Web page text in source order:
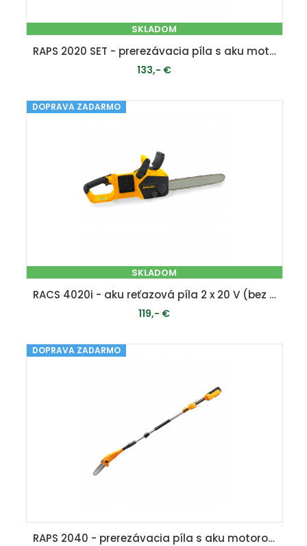
SKLADOM
RAPS 2020 SET - prerezávacia píla s aku motorom 20 V
133,- €
PRIDAŤ DO KOŠÍKA
DOPRAVA ZADARMO
SKLADOM
RACS 4020i - aku reťazová píla 2 x 20 V (bez batérie a nabíjačky)
119,- €
PRIDAŤ DO KOŠÍKA
DOPRAVA ZADARMO
RAPS 2040 - prerezávacia píla s aku motorom 40 V